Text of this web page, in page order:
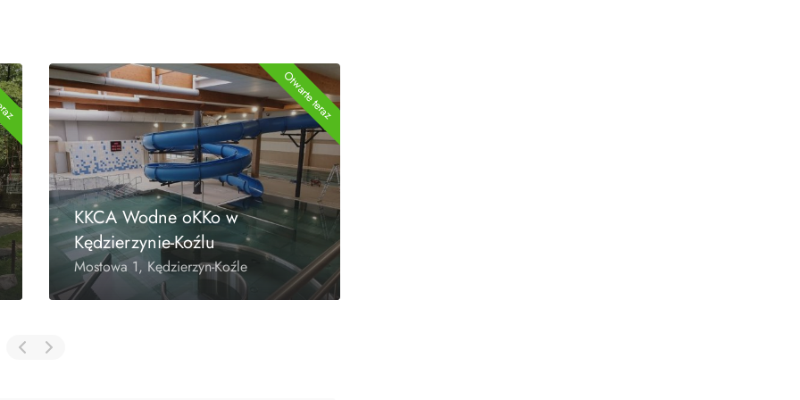
Otwarte teraz Otwarte teraz
Orlik Gogolin
Goglin ul. Sportowa